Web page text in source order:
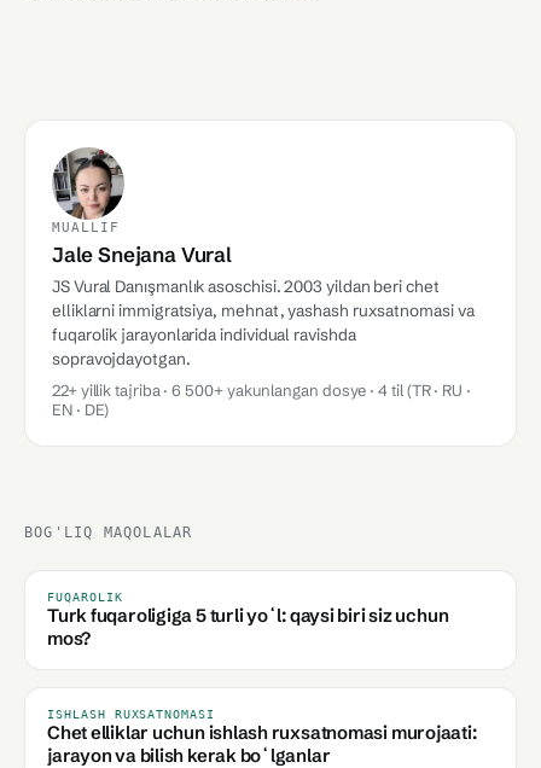
MUALLIF
Jale Snejana Vural
JS Vural Danışmanlık asoschisi. 2003 yildan beri chet
elliklarni immigratsiya, mehnat, yashash ruxsatnomasi va
fuqarolik jarayonlarida individual ravishda
sopravojdayotgan.
22+ yillik tajriba · 6 500+ yakunlangan dosye · 4 til (TR · RU ·
EN · DE)
BOG'LIQ MAQOLALAR
FUQAROLIK
Turk fuqaroligiga 5 turli yoʻl: qaysi biri siz uchun
mos?
ISHLASH RUXSATNOMASI
Chet elliklar uchun ishlash ruxsatnomasi murojaati:
jarayon va bilish kerak boʻlganlar